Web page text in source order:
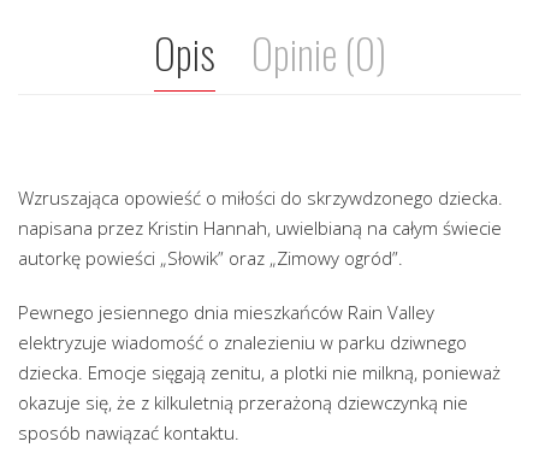
Opis Opinie (0)
Wzruszająca opowieść o miłości do skrzywdzonego dziecka.
napisana przez Kristin Hannah, uwielbianą na całym świecie
autorkę powieści „Słowik” oraz „Zimowy ogród”.
Pewnego jesiennego dnia mieszkańców Rain Valley
elektryzuje wiadomość o znalezieniu w parku dziwnego
dziecka. Emocje sięgają zenitu, a plotki nie milkną, ponieważ
okazuje się, że z kilkuletnią przerażoną dziewczynką nie
sposób nawiązać kontaktu.